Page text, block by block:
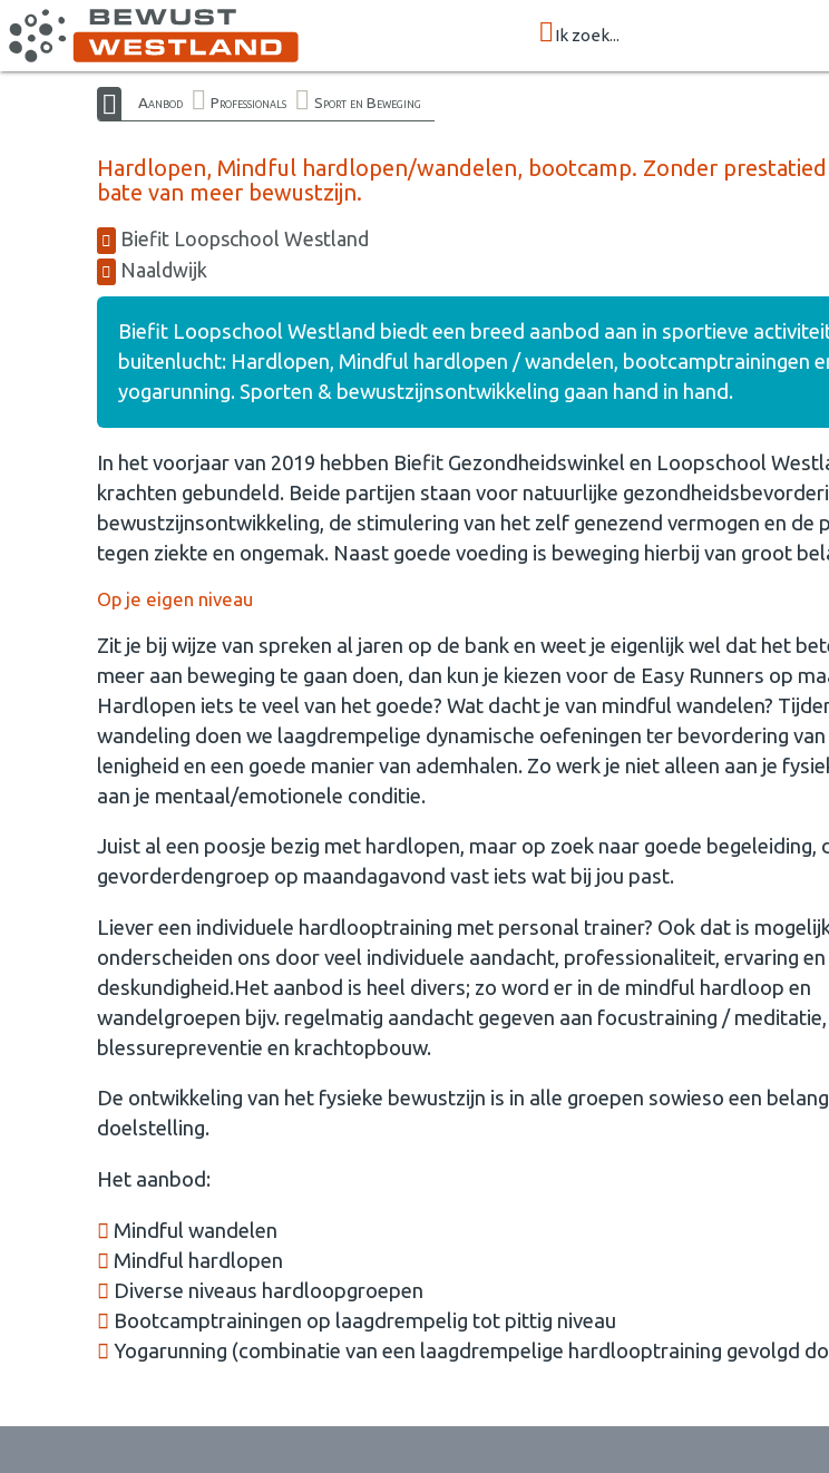
Ik zoek...
Aanbod Professionals Sport en Beweging
Hardlopen, Mindful hardlopen/wandelen, bootcamp. Zonder
bate van meer bewustzijn.
Biefit Loopschool Westland
Naaldwijk
Biefit Loopschool Westland biedt een breed aanbod aan in sportieve
buitenlucht: Hardlopen, Mindful hardlopen / wandelen, bootcamptrainingen
yogarunning. Sporten & bewustzijnsontwikkeling gaan hand in hand.
In het voorjaar van 2019 hebben Biefit Gezondheidswinkel en Loopschool
krachten gebundeld. Beide partijen staan voor natuurlijke
bewustzijnsontwikkeling, de stimulering van het zelf genezend vermogen en de
tegen ziekte en ongemak. Naast goede voeding is beweging hierbij van groot
Op je eigen niveau
Zit je bij wijze van spreken al jaren op de bank en weet je eigenlijk wel dat het
meer aan beweging te gaan doen, dan kun je kiezen voor de Easy Runners op
Hardlopen iets te veel van het goede? Wat dacht je van mindful wandelen?
wandeling doen we laagdrempelige dynamische oefeningen ter bevordering
lenigheid en een goede manier van ademhalen. Zo werk je niet alleen aan je
aan je mentaal/emotionele conditie.
Juist al een poosje bezig met hardlopen, maar op zoek naar goede begeleiding,
gevorderdengroep op maandagavond vast iets wat bij jou past.
Liever een individuele hardlooptraining met personal trainer? Ook dat is
onderscheiden ons door veel individuele aandacht, professionaliteit, ervaring en
deskundigheid.Het aanbod is heel divers; zo word er in de mindful hardloop en
wandelgroepen bijv. regelmatig aandacht gegeven aan focustraining /
blessurepreventie en krachtopbouw.
De ontwikkeling van het fysieke bewustzijn is in alle groepen sowieso een
doelstelling.
Het aanbod:
Mindful wandelen
Mindful hardlopen
Diverse niveaus hardloopgroepen
Bootcamptrainingen op laagdrempelig tot pittig niveau
Yogarunning (combinatie van een laagdrempelige hardlooptraining gevolgd